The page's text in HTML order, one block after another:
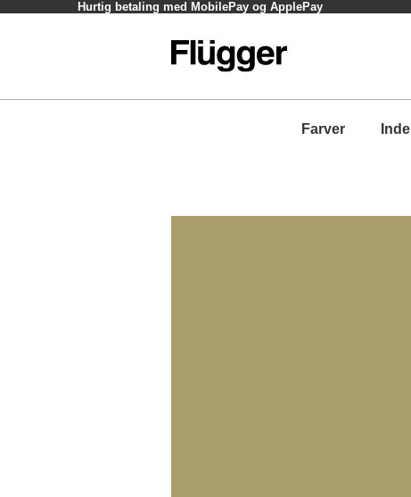
Hurtig betaling med MobilePay og ApplePay
Farver